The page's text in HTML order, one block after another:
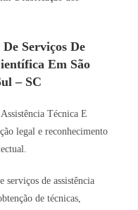
Serviços De
Em São
– SC
Técnica E
legal e reconhecimento
serviços de assistência
de técnicas,